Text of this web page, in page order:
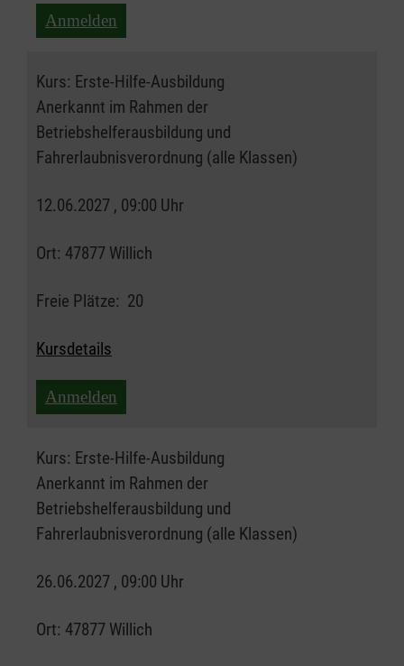
Anmelden
Kurs: Erste-Hilfe-Ausbildung
Anerkannt im Rahmen der
Betriebshelferausbildung und
Fahrerlaubnisverordnung (alle Klassen)
12.06.2027 , 09:00 Uhr
Ort: 47877 Willich
Freie Plätze: 20
Kursdetails
Anmelden
Kurs: Erste-Hilfe-Ausbildung
Anerkannt im Rahmen der
Betriebshelferausbildung und
Fahrerlaubnisverordnung (alle Klassen)
26.06.2027 , 09:00 Uhr
Ort: 47877 Willich